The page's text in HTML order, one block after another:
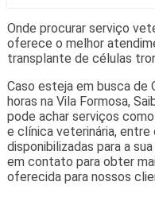
Onde procurar serviço
oferece o melhor
transplante de células
Caso esteja em busca de
horas na Vila Formosa,
pode achar serviços
e clínica veterinária,
disponibilizadas para a
em contato para obter
oferecida para nossos